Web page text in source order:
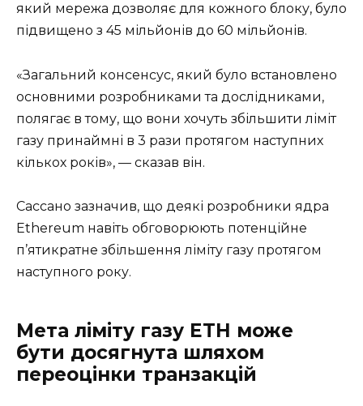
який мережа дозволяє для кожного блоку, було
підвищено з 45 мільйонів до 60 мільйонів.
«Загальний консенсус, який було встановлено
основними розробниками та дослідниками,
полягає в тому, що вони хочуть збільшити ліміт
газу принаймні в 3 рази протягом наступних
кількох років», — сказав він.
Сассано зазначив, що деякі розробники ядра
Ethereum навіть обговорюють потенційне
п’ятикратне збільшення ліміту газу протягом
наступного року.
Мета ліміту газу ETH може
бути досягнута шляхом
переоцінки транзакцій